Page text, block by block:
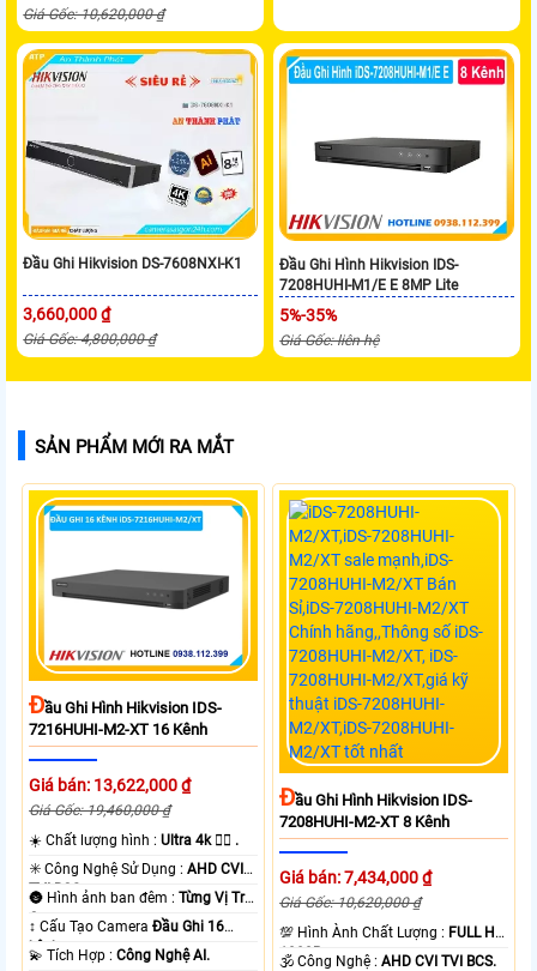
Giá Gốc: 10,620,000 ₫
Đầu Ghi Hikvision DS-7608NXI-K1
3,660,000 ₫
Giá Gốc: 4,800,000 ₫
Đầu Ghi Hình Hikvision IDS-
7208HUHI-M1/E E 8MP Lite
5%-35%
Giá Gốc: liên hệ
SẢN PHẨM MỚI RA MẮT
ĐẦu Ghi Hình Hikvision IDS-
7216HUHI-M2-XT 16 Kênh
Giá bán: 13,622,000 ₫
Giá Gốc: 19,460,000 ₫
☀️ Chất lượng hình :Ultra 4k 👍🏾 .
✳️ Công Nghệ Sử Dụng :AHD CVI
TVI BCS.
🌚 Hình ảnh ban đêm :Từng Vị Trí
Camera .
↕️ Cấu Tạo CameraĐầu Ghi 16
kênh.
️💫 Tích Hợp :Công Nghệ AI.
ĐẦu Ghi Hình Hikvision IDS-
7208HUHI-M2-XT 8 Kênh
Giá bán: 7,434,000 ₫
Giá Gốc: 10,620,000 ₫
💯 Hình Ành Chất Lượng : FULL HD
1080P .
🕉️ Công Nghệ :AHD CVI TVI BCS.